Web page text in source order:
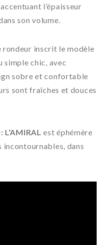
l’épaisseur
son volume.
rondeur inscrit le modèle
simple chic, avec
sobre et confortable
sont fraîches et douces
est éphémère
incontournables, dans